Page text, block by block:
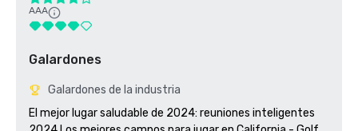
AAA
Galardones
Galardones de la industria
El mejor lugar saludable de 2024: reuniones inteligentes